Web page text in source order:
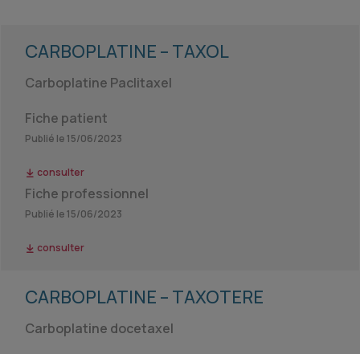
CARBOPLATINE – TAXOL
Carboplatine Paclitaxel
Fiche patient
Publié le 15/06/2023
consulter
Fiche professionnel
Publié le 15/06/2023
consulter
CARBOPLATINE – TAXOTERE
Carboplatine docetaxel